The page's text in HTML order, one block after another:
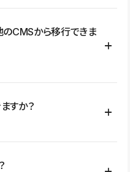
、LP、採用サイト、ブロ
・商品紹介サイト、ポートフ
CMSから移行できま
、URLを整理したうえで、
す。 WordPressの場合は、
移行されるわけではないた
すか？
、複数部門での運用、権限管